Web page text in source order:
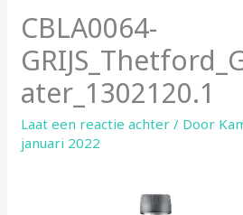
CBLA0064-
ater_1302120.1
Laat een reactie achter / Door
januari 2022